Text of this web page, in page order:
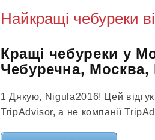
Найкращі чебуреки
Кращі чебуреки у
Чебуречна, Москва,
1 Дякую, Nigula2016! Цей
TripAdvisor, а не компанії